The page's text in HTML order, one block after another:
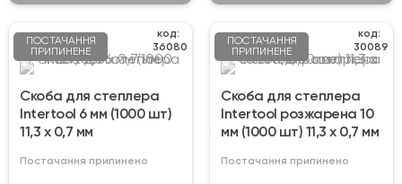
ПОСТАЧАННЯ
ПРИПИНЕНЕ
код:
36080
Скоба для степлера
Intertool 6 мм (1000 шт)
11,3 х 0,7 мм
Постачання припинено
ПОСТАЧАННЯ
ПРИПИНЕНЕ
код:
30089
Скоба для степлера
Intertool розжарена 10
мм (1000 шт) 11,3 х 0,7 мм
Постачання припинено